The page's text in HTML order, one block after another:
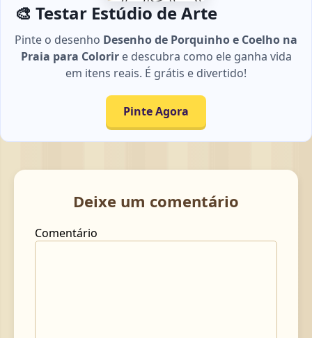
🎨 Testar Estúdio de Arte
Pinte o desenho Desenho de Porquinho e Coelho na
Praia para Colorire descubra como ele ganha vida
em itens reais. É grátis e divertido!
Pinte Agora
Deixe um comentário
Comentário